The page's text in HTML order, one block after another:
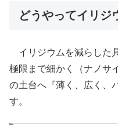
どうやってイリジ
イリジウムを減らした
極限まで細かく（ナノサ
の土台へ『薄く、広く、
す。